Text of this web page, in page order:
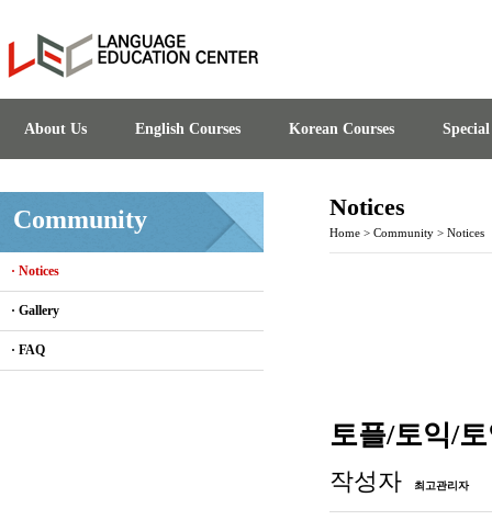
About Us English Courses Korean Courses
Community
· Notices
· Gallery
· FAQ
Notices
Home > Community > Notices
토플/토익/
작성자 최고관리자